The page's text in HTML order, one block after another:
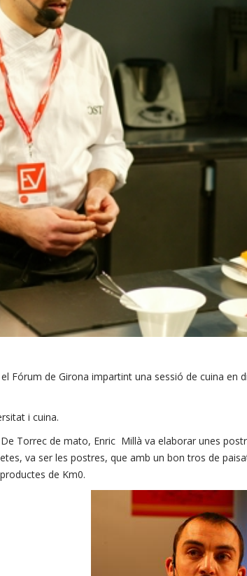
Fórum de Girona impartint una sessió de cuina en
i cuina.
Torrec de mato, Enric Millà va elaborar unes
va ser les postres, que amb un bon tros de
de Km0.